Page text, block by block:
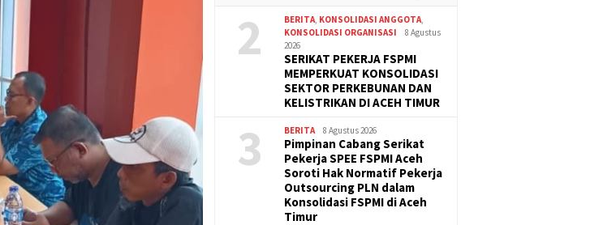
2 BERITA KONSOLIDASI ANGGOTA
KONSOLIDASI ORGANISASI
8 Agustus
2026
SERIKAT PEKERJA FSPMI
MEMPERKUAT KONSOLIDASI
SEKTOR PERKEBUNAN DAN
KELISTRIKAN DI ACEH TIMUR
3 BERITA 8 Agustus 2026
Pimpinan Cabang Serikat
Pekerja SPEE FSPMI Aceh
Soroti Hak Normatif Pekerja
Outsourcing PLN dalam
Konsolidasi FSPMI di Aceh
Timur